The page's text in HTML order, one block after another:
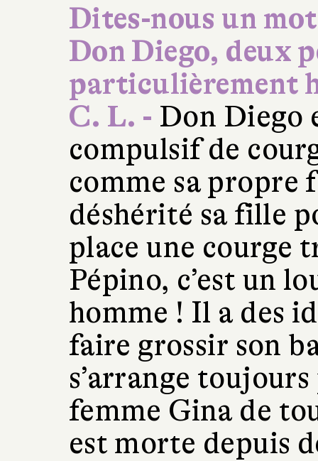
Dites-nous un
Don Diego, deux
particulièrement
C. L. - Don Diego
compulsif de
comme sa propre
déshérité sa fille
place une courge
Pépino, c’est un
homme ! Il a des
faire grossir son
s’arrange
femme Gina de
est morte depuis